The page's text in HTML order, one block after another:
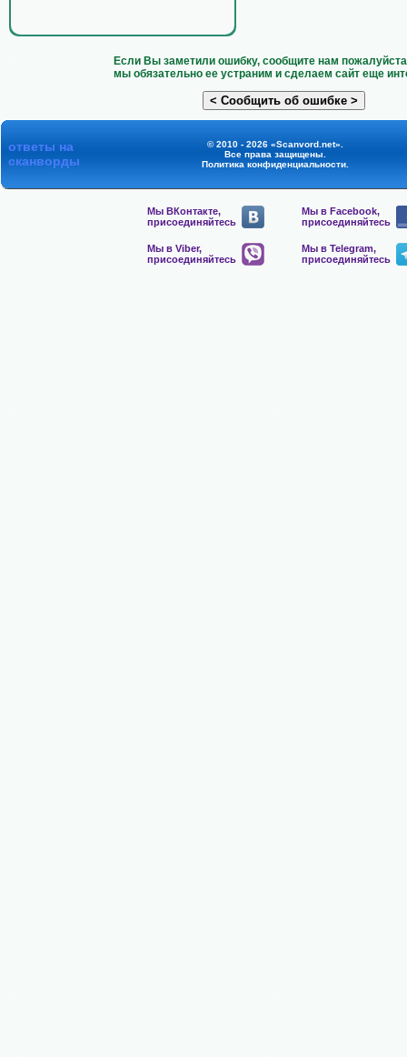
Если Вы заметили ошибку, сообщите нам
мы обязательно ее устраним и сделаем сайт еще
ответы на
сканворды
© 2010 - 2026 «Scanvord.net».
Все права защищены.
Политика конфиденциальности.
Мы ВКонтакте,
присоединяйтесь
Мы в Facebook,
присоединяйтесь
Мы в Viber,
присоединяйтесь
Мы в Telegram,
присоединяйтесь